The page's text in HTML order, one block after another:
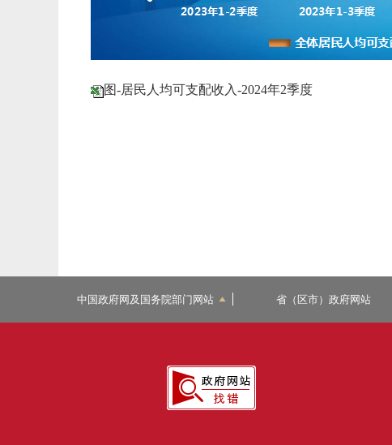
图-居民人均可支配收入-2024年2季度
中国政府网及国务院部门网站 省（区市）政府网站